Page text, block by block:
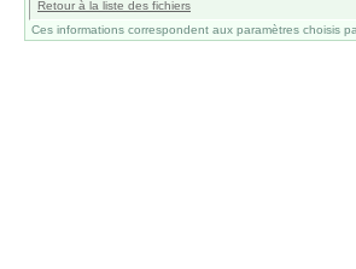
Retour à la liste des fichiers
Ces informations correspondent aux paramètres choisis